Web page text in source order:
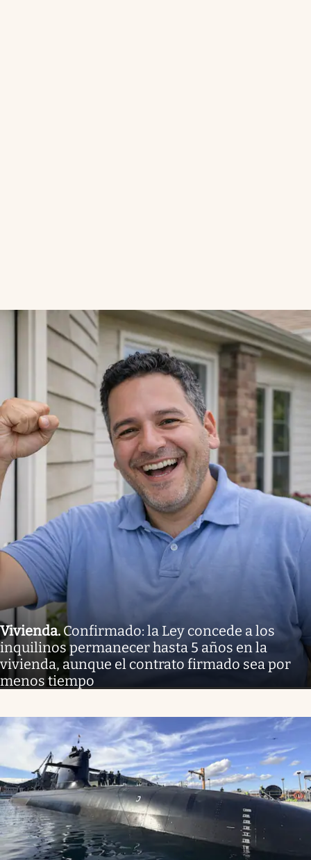
Vivienda.Confirmado: la Ley concede a los
inquilinos permanecer hasta 5 años en la
vivienda, aunque el contrato firmado sea por
menos tiempo